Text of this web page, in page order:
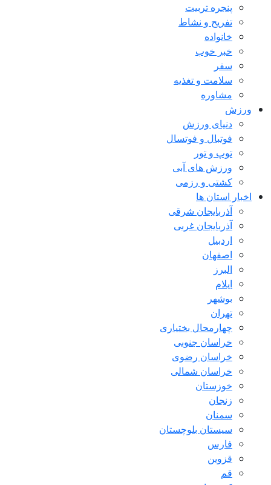
پنجره تربیت
تفریح و نشاط
خانواده
خبر خوب
سفر
سلامت و تغذیه
مشاوره
ورزش
دنیای ورزش
فوتبال و فوتسال
توپ و تور
ورزش های آبی
کشتی و رزمی
اخبار استان ها
آذربایجان شرقی
آذربایجان غربی
اردبیل
اصفهان
البرز
ایلام
بوشهر
تهران
چهارمحال بختیاری
خراسان جنوبی
خراسان رضوی
خراسان شمالی
خوزستان
زنجان
سمنان
سیستان بلوچستان
فارس
قزوین
قم